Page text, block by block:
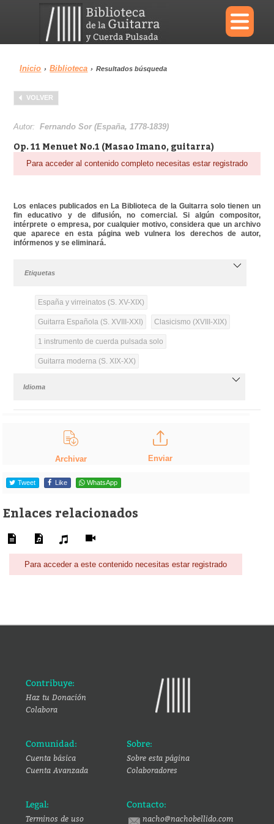
×
Menu
Biblioteca
Inicio › Biblioteca › Resultados búsqueda
VOLVER
Autor:Fernando Sor (España, 1778-1839)
Op. 11 Menuet No.1 (Masao Imano, guitarra)
Para acceder al contenido completo necesitas estar registrado
Los enlaces publicados en La Biblioteca de la Guitarra solo tienen un
fin educativo y de difusión, no comercial. Si algún compositor,
intérprete o empresa, por cualquier motivo, considera que un archivo
que aparece en esta página web vulnera los derechos de autor,
infórmenos y se eliminará.
Etiquetas
España y virreinatos (S. XV-XIX)
Guitarra Española (S. XVIII-XXI) Clasicismo (XVIII-XIX)
1 instrumento de cuerda pulsada solo
Guitarra moderna (S. XIX-XX)
Idioma
Archivar Enviar
Tweet Like WhatsApp
Enlaces relacionados
Para acceder a este contenido necesitas estar registrado
Contribuye:
Haz tu Donación
Colabora
Comunidad:
Cuenta básica
Cuenta Avanzada
Sobre:
Sobre esta página
Colaboradores
Legal:
Terminos de uso
Contacto:
nacho@nachobellido.com